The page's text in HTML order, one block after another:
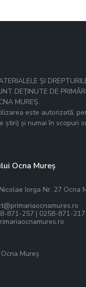
ȘI
DEȚINUTE DE
MUREȘ.
este autorizată,
știri) și numai în scopuri
Ocna Mureș
Iorga Nr. 27 Ocna
871-257 | 0258-871-217
Mureș